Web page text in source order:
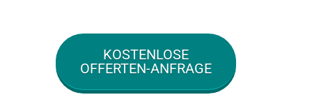
KOSTENLOSE
OFFERTEN-ANFRAGE